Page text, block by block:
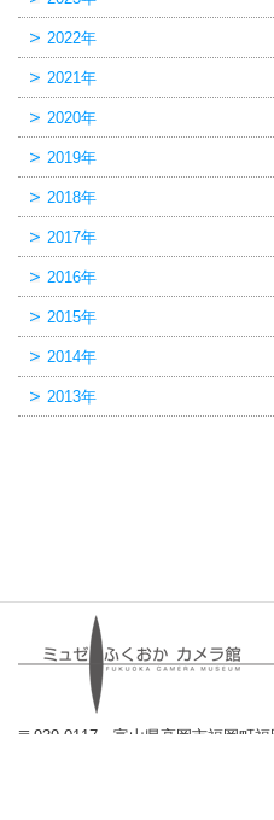
2022年
2021年
2020年
2019年
2018年
2017年
2016年
2015年
2014年
2013年
〒939-0117 富山県高岡市福岡町福